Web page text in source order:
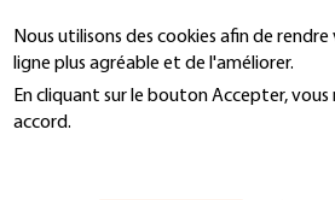
Nous utilisons des cookies afin de
ligne plus agréable et de l'améliorer.
En cliquant sur le bouton Accepter,
accord.
au
contenu
principal